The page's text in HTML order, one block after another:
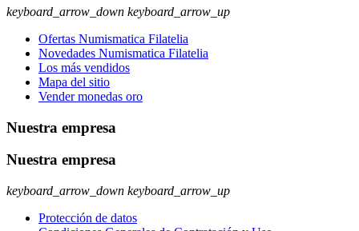
keyboard_arrow_down keyboard_arrow_up
Ofertas Numismatica Filatelia
Novedades Numismatica Filatelia
Los más vendidos
Mapa del sitio
Vender monedas oro
Nuestra empresa
Nuestra empresa
keyboard_arrow_down keyboard_arrow_up
Protección de datos